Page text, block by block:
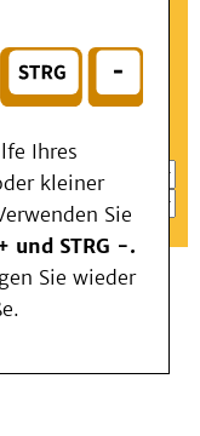
Ihres
kleiner
Sie
und STRG -.
Sie wieder
(KIM)